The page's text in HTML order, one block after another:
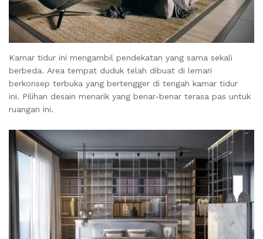
Kamar tidur ini mengambil pendekatan yang sama sekali
berbeda. Area tempat duduk telah dibuat di lemari
berkonsep terbuka yang bertengger di tengah kamar tidur
ini. Pilihan desain menarik yang benar-benar terasa pas untuk
ruangan ini.